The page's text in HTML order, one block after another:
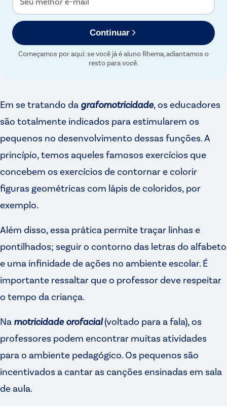
Continuar
Começamos por aqui: se você já é aluno Rhema, adiantamos o
resto para você.
Em se tratando da grafomotricidade, os educadores
são totalmente indicados para estimularem os
pequenos no desenvolvimento dessas funções. A
princípio, temos aqueles famosos exercícios que
concebem os exercícios de contornar e colorir
figuras geométricas com lápis de coloridos, por
exemplo.
Além disso, essa prática permite traçar linhas e
pontilhados; seguir o contorno das letras do alfabeto
e uma infinidade de ações no ambiente escolar. É
importante ressaltar que o professor deve respeitar
o tempo da criança.
Na motricidade orofacial(voltado para a fala), os
professores podem encontrar muitas atividades
para o ambiente pedagógico. Os pequenos são
incentivados a cantar as canções ensinadas em sala
de aula.